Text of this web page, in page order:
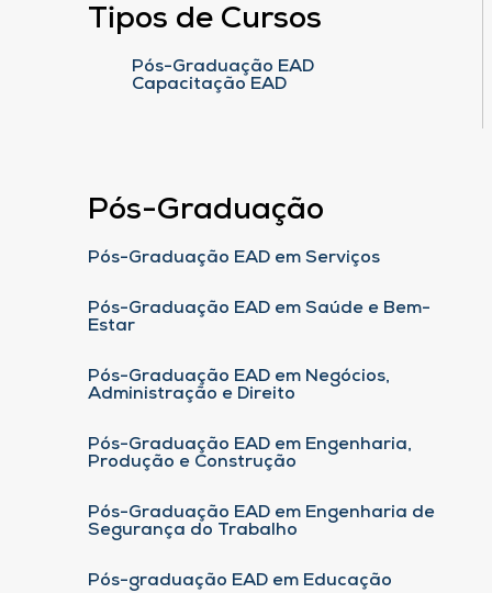
Tipos de Cursos
Pós-Graduação EAD
Capacitação EAD
Pós-Graduação
Pós-Graduação EAD em Serviços
Pós-Graduação EAD em Saúde e Bem-
Estar
Pós-Graduação EAD em Negócios,
Administração e Direito
Pós-Graduação EAD em Engenharia,
Produção e Construção
Pós-Graduação EAD em Engenharia de
Segurança do Trabalho
Pós-graduação EAD em Educação